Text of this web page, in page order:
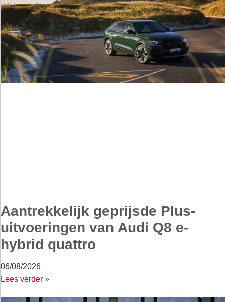
Aantrekkelijk geprijsde Plus-
uitvoeringen van Audi Q8 e-
hybrid quattro
06/08/2026
Lees verder »